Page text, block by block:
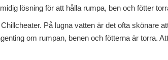
lösning för att hålla rumpa, ben och fötter
På lugna vatten är det ofta skönare
om rumpan, benen och fötterna är torra.